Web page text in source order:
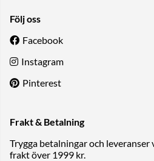
Följ oss
Facebook
Instagram
Pinterest
Frakt & Betalning
Trygga betalningar och leveranser
frakt över 1999 kr.